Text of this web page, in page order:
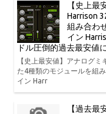
【史上
Harrison
組み合わ
イン
ドル圧倒的過去最安値
【史上最安値】アナログ
た4種類のモジュールを組
イン Harr
【過去最